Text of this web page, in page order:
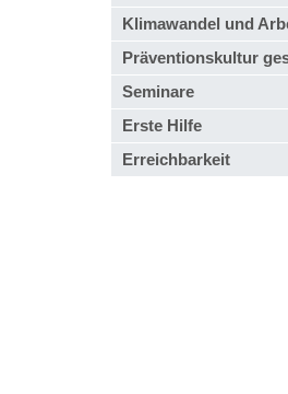
Klimawandel und
Präventionskultur
Seminare
Erste Hilfe
Erreichbarkeit